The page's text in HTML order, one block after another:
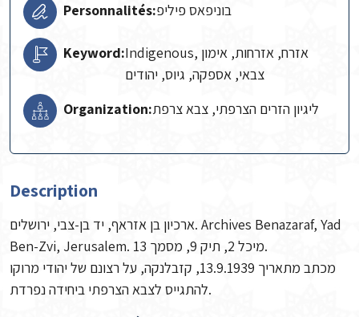
Personnalités:בוניפאס פיליפ
Keyword:Indigenous, אזרח, אזרחות, אימון
צבאי, אספקה, גיוס, יהודים
Organization:ליגיון הזרים הצרפתי, צבא צרפת
Description
ארכיון בן אזראף, יד בן-צבי, ירושלים. Archives Benazaraf, Yad
Ben-Zvi, Jerusalem. מיכל 2, תיק 9, מסמך 13.
מכתב מתאריך 13.9.1939, קזבלנקה, על רצונם של יהודי מרוקו
להתגייס לצבא הצרפתי ביחידה נפרדת.